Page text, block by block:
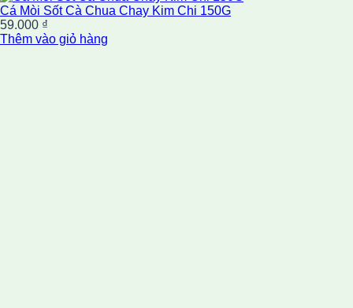
Cá Mòi Sốt Cà Chua Chay Kim Chi 150G
59.000 ₫
Thêm vào giỏ hàng